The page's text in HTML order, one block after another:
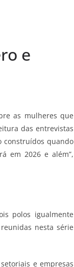
e
as mulheres que
das entrevistas
construídos quando
em 2026 e além”,
polos igualmente
nesta série
e empresas